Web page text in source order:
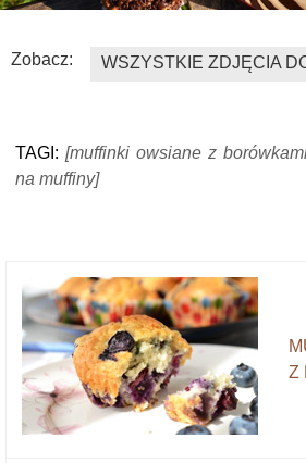
Zobacz: WSZYSTKIE ZDJĘCIA
TAGI: [muffinki owsiane z
na muffiny]
Z